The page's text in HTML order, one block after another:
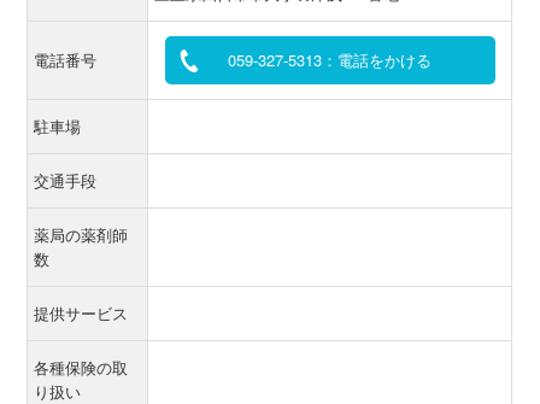
電話番号 059-327-5313：電話をかける
駐車場
交通手段
薬局の薬剤師
数
提供サービス
各種保険の取
り扱い